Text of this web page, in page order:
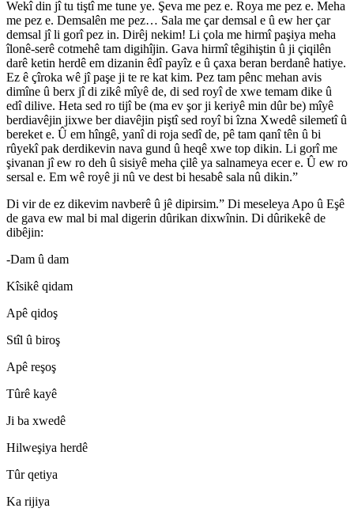
Wekî din jî tu tiştî me tune ye. Şeva me pez e. Roya me pez e. Meha
me pez e. Demsalên me pez… Sala me çar demsal e û ew her çar
demsal jî li gorî pez in. Dirêj nekim! Li çola me hirmî paşiya meha
îlonê-serê cotmehê tam digihîjin. Gava hirmî têgihiştin û ji çiqilên
darê ketin herdê em dizanin êdî payîz e û çaxa beran berdanê hatiye.
Ez ê çîroka wê jî paşe ji te re kat kim. Pez tam pênc mehan avis
dimîne û berx jî di zikê mîyê de, di sed royî de xwe temam dike û
edî dilive. Heta sed ro tijî be (ma ev şor ji keriyê min dûr be) mîyê
berdiavêjin jixwe ber diavêjin piştî sed royî bi îzna Xwedê silemetî û
bereket e. Û em hîngê, yanî di roja sedî de, pê tam qanî tên û bi
rûyekî pak derdikevin nava gund û heqê xwe top dikin. Li gorî me
şivanan jî ew ro deh û sisiyê meha çilê ya salnameya ecer e. Û ew ro
sersal e. Em wê royê ji nû ve dest bi hesabê sala nû dikin.”
Di vir de ez dikevim navberê û jê dipirsim.” Di meseleya Apo û Eşê
de gava ew mal bi mal digerin dûrikan dixwînin. Di dûrikekê de
dibêjin:
-Dam û dam
Kîsikê qidam
Apê qidoş
Stîl û biroş
Apê reşoş
Tûrê kayê
Ji ba xwedê
Hilweşiya herdê
Tûr qetiya
Ka rijiya